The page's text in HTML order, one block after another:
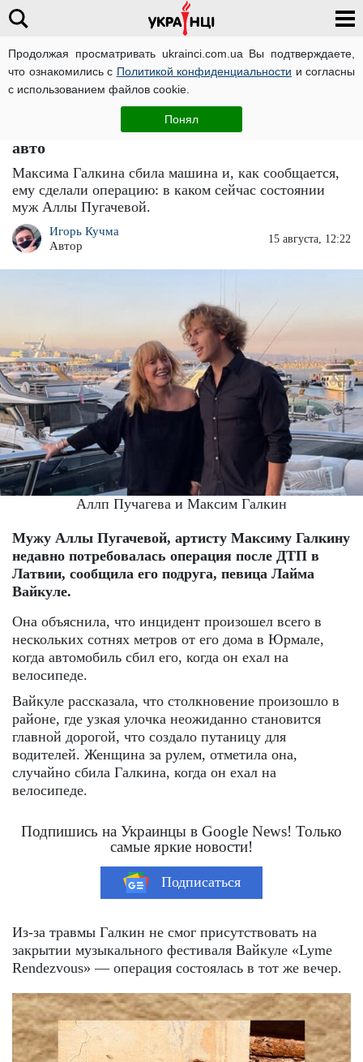
Продолжая просматривать ukrainci.com.ua Вы подтверждаете,
что ознакомились с Политикой конфиденциальности и согласны
с использованием файлов cookie.
Понял
Алла Пугачева в панике: Максим Галкин
попал в больницу после того, как его сбило
авто
Максима Галкина сбила машина и, как сообщается,
ему сделали операцию: в каком сейчас состоянии
муж Аллы Пугачевой.
Игорь Кучма
Автор
15 августа, 12:22
Аллп Пучагева и Максим Галкин
Мужу Аллы Пугачевой, артисту Максиму Галкину
недавно потребовалась операция после ДТП в
Латвии, сообщила его подруга, певица Лайма
Вайкуле.
Она объяснила, что инцидент произошел всего в
нескольких сотнях метров от его дома в Юрмале,
когда автомобиль сбил его, когда он ехал на
велосипеде.
Вайкуле рассказала, что столкновение произошло в
районе, где узкая улочка неожиданно становится
главной дорогой, что создало путаницу для
водителей. Женщина за рулем, отметила она,
случайно сбила Галкина, когда он ехал на
велосипеде.
Подпишись на Украинцы в Google News! Только
самые яркие новости!
Подписаться
Из-за травмы Галкин не смог присутствовать на
закрытии музыкального фестиваля Вайкуле «Lyme
Rendezvous» — операция состоялась в тот же вечер.